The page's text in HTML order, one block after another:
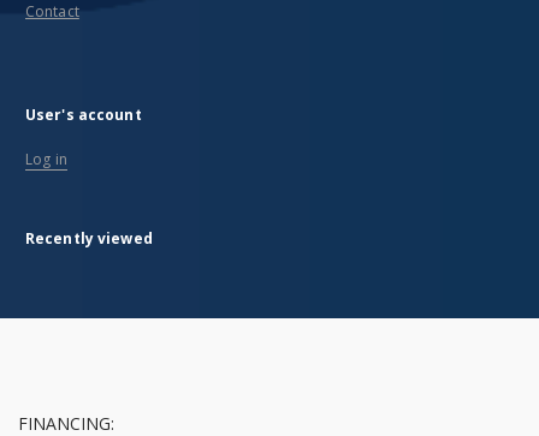
Contact
User's account
Log in
Recently viewed
FINANCING: